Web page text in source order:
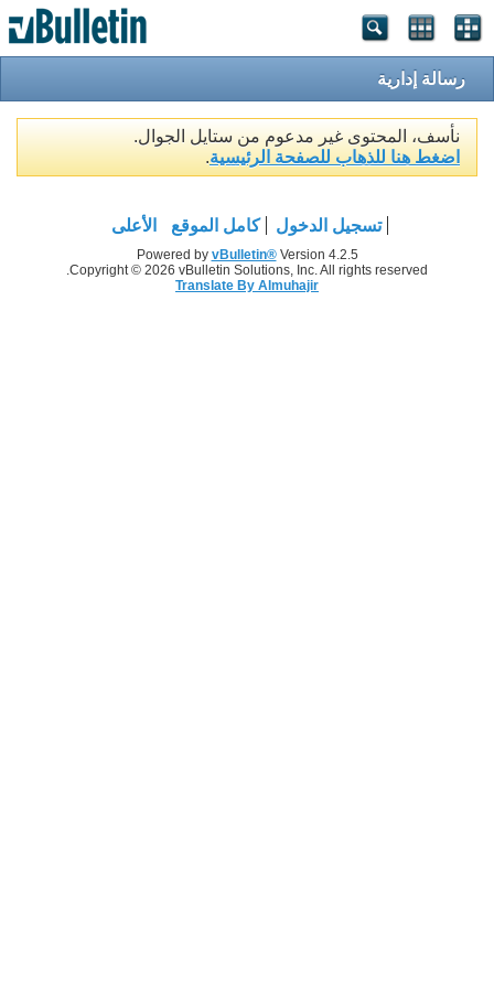
رسالة إدارية
نأسف، المحتوى غير مدعوم من ستايل الجوال.
اضغط هنا للذهاب للصفحة الرئيسية.
تسجيل الدخول كامل الموقع الأعلى
Powered by vBulletin®Version 4.2.5
Copyright © 2026 vBulletin Solutions, Inc. All rights reserved.
Translate By Almuhajir